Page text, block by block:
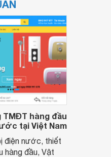
TMĐT hàng đầu
tại Việt Nam
điện nước, thiết
hàng đầu, Vật